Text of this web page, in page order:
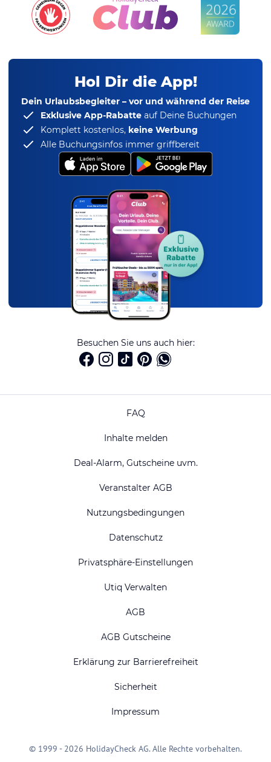
Hol Dir die App!
Dein Urlaubsbegleiter – vor und während der Reise
Exklusive App-Rabatte auf Deine Buchungen
Komplett kostenlos, keine Werbung
Alle Buchungsinfos immer griffbereit
Besuchen Sie uns auch hier:
FAQ
Inhalte melden
Deal-Alarm, Gutscheine uvm.
Veranstalter AGB
Nutzungsbedingungen
Datenschutz
Privatsphäre-Einstellungen
Utiq Verwalten
AGB
AGB Gutscheine
Erklärung zur Barrierefreiheit
Sicherheit
Impressum
© 1999 - 2026 HolidayCheck AG. Alle Rechte vorbehalten.